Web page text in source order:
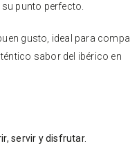
punto perfecto.
gusto, ideal para
sabor del ibérico en
servir y disfrutar.